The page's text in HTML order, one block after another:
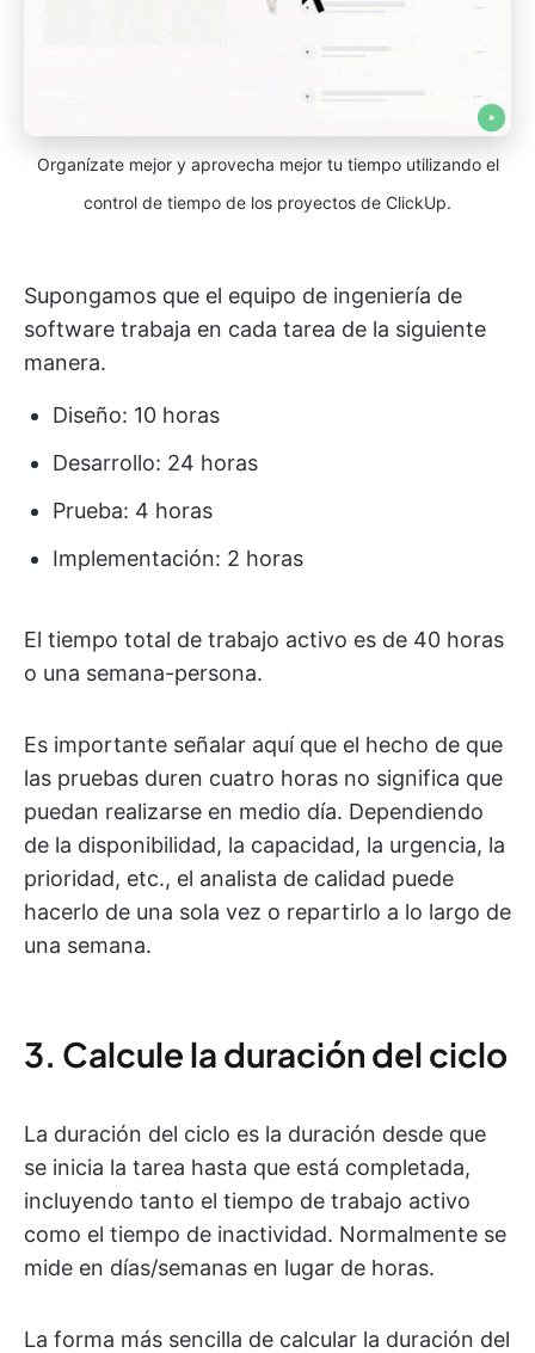
Organízate mejor y aprovecha mejor tu tiempo utilizando el
control de tiempo de los proyectos de ClickUp.
Supongamos que el equipo de ingeniería de
software trabaja en cada tarea de la siguiente
manera.
Diseño: 10 horas
Desarrollo: 24 horas
Prueba: 4 horas
Implementación: 2 horas
El tiempo total de trabajo activo es de 40 horas
o una semana-persona.
Es importante señalar aquí que el hecho de que
las pruebas duren cuatro horas no significa que
puedan realizarse en medio día. Dependiendo
de la disponibilidad, la capacidad, la urgencia, la
prioridad, etc., el analista de calidad puede
hacerlo de una sola vez o repartirlo a lo largo de
una semana.
3. Calcule la duración del ciclo
La duración del ciclo es la duración desde que
se inicia la tarea hasta que está completada,
incluyendo tanto el tiempo de trabajo activo
como el tiempo de inactividad. Normalmente se
mide en días/semanas en lugar de horas.
La forma más sencilla de calcular la duración del